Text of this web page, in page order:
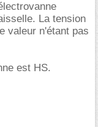
La tension
valeur n'étant pas
est HS.